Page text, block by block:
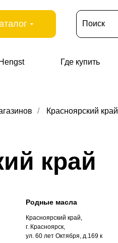
Где купить
Поиск
/ Красноярский край
край
Родные масла
Красноярский край,
г. Красноярск,
ул. 60 лет Октября, д.169 к